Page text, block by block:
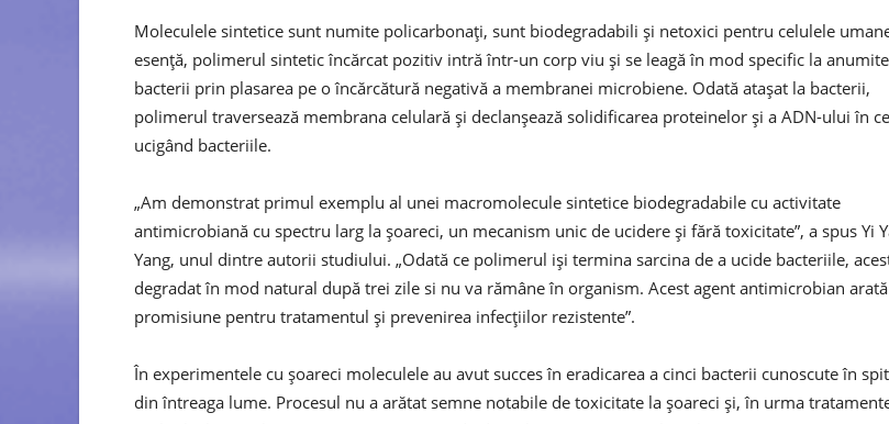
Moleculele sintetice sunt numite policarbonați, sunt biodegradabili și netoxici pentru celulele
esență, polimerul sintetic încărcat pozitiv intră într-un corp viu și se leagă în mod specific la anumite
bacterii prin plasarea pe o încărcătură negativă a membranei microbiene. Odată atașat la bacterii,
polimerul traversează membrana celulară și declanșează solidificarea proteinelor și a ADN-ului în
ucigând bacteriile.
„Am demonstrat primul exemplu al unei macromolecule sintetice biodegradabile cu activitate
antimicrobiană cu spectru larg la șoareci, un mecanism unic de ucidere și fără toxicitate”, a spus Yi
Yang, unul dintre autorii studiului. „Odată ce polimerul iși termina sarcina de a ucide bacteriile,
degradat în mod natural după trei zile si nu va rămâne în organism. Acest agent antimicrobian
promisiune pentru tratamentul și prevenirea infecțiilor rezistente”.
În experimentele cu șoareci moleculele au avut succes în eradicarea a cinci bacterii cunoscute în
din întreaga lume. Procesul nu a arătat semne notabile de toxicitate la șoareci și, în urma